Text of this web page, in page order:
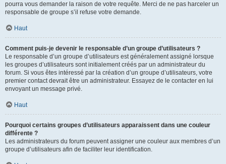
pourra vous demander la raison de votre requête. Merci de ne pas harceler un
responsable de groupe s’il refuse votre demande.
Haut
Comment puis-je devenir le responsable d’un groupe d’utilisateurs ?
Le responsable d’un groupe d’utilisateurs est généralement assigné lorsque
les groupes d’utilisateurs sont initialement créés par un administrateur du
forum. Si vous êtes intéressé par la création d’un groupe d’utilisateurs, votre
premier contact devrait être un administrateur. Essayez de le contacter en lui
envoyant un message privé.
Haut
Pourquoi certains groupes d’utilisateurs apparaissent dans une couleur
différente ?
Les administrateurs du forum peuvent assigner une couleur aux membres d’un
groupe d’utilisateurs afin de faciliter leur identification.